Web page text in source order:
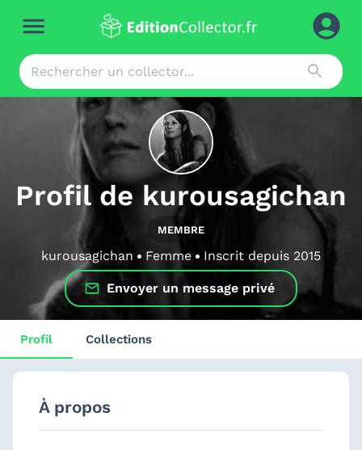
Profil de kurousagichan
MEMBRE
kurousagichan Femme Inscrit depuis 2015
Envoyer un message privé
Profil Collections
À propos